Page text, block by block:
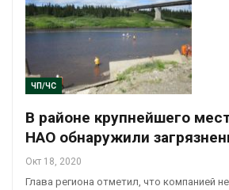
ЧП/ЧС
В районе крупнейшего
НАО обнаружили
Окт 18, 2020
Глава региона отметил, что компанией